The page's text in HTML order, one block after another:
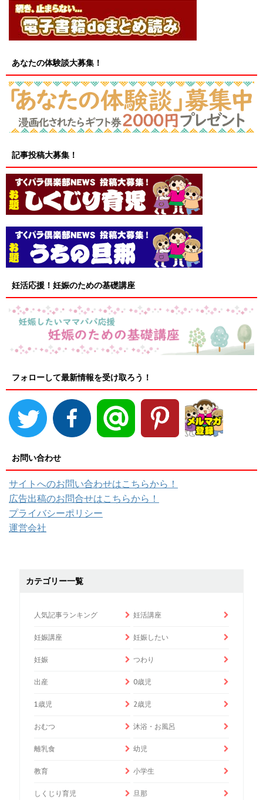
あなたの体験談大募集！
記事投稿大募集！
妊活応援！妊娠のための基礎講座
フォローして最新情報を受け取ろう！
お問い合わせ
サイトへのお問い合わせはこちらから！
広告出稿のお問合せはこちらから！
プライバシーポリシー
運営会社
カテゴリー一覧
人気記事ランキング 妊活講座
妊娠講座 妊娠したい
妊娠 つわり
出産 0歳児
1歳児 2歳児
おむつ 沐浴・お風呂
離乳食 幼児
教育 小学生
しくじり育児 旦那